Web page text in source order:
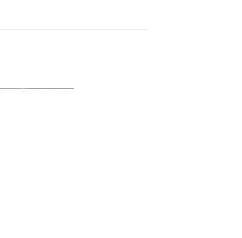
先享後付」服務完成之
並將交易相關給付款項請